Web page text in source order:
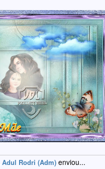
Adul Rodri (Adm) enviou...